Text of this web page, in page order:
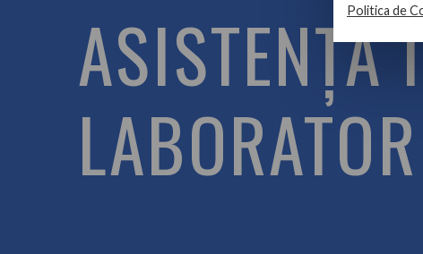
LABORATOR
Politica de